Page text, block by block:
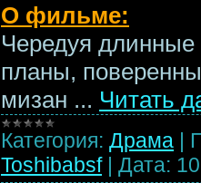
О фильме:
Чередуя
планы,
мизан ... Читать
Категория: Драма |
Toshibabsf | Дата: